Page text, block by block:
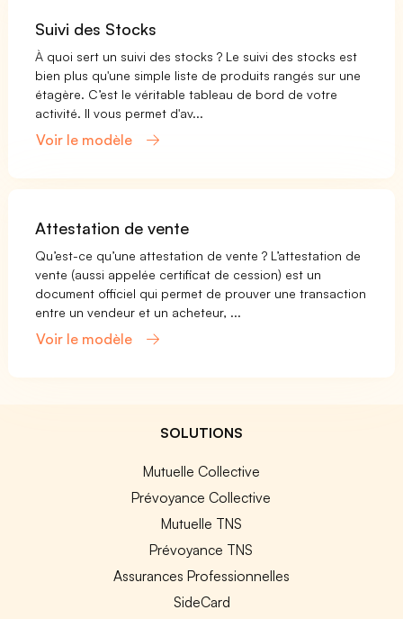
Suivi des Stocks
À quoi sert un suivi des stocks ? Le suivi des stocks est
bien plus qu'une simple liste de produits rangés sur une
étagère. C’est le véritable tableau de bord de votre
activité. Il vous permet d'av...
Voir le modèle
Attestation de vente
Qu’est-ce qu’une attestation de vente ? L’attestation de
vente (aussi appelée certificat de cession) est un
document officiel qui permet de prouver une transaction
entre un vendeur et un acheteur, ...
Voir le modèle
SOLUTIONS
Mutuelle Collective
Prévoyance Collective
Mutuelle TNS
Prévoyance TNS
Assurances Professionnelles
SideCard